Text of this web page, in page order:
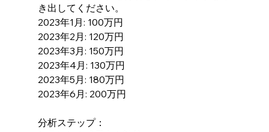
き出してください。
2023年1月: 100万円
2023年2月: 120万円
2023年3月: 150万円
2023年4月: 130万円
2023年5月: 180万円
2023年6月: 200万円
分析ステップ：